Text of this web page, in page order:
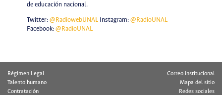
de educación nacional.
Twitter: @RadiowebUNALInstagram: @RadioUNAL
Facebook: @RadioUNAL
Régimen Legal
Talento humano
Contratación
Correo institucional
Mapa del sitio
Redes sociales